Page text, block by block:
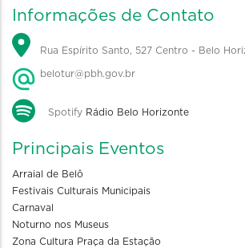
Informações de Contato
Rua Espírito Santo, 527 Centro - Belo
belotur@pbh.gov.br
Spotify Rádio Belo Horizonte
Principais Eventos
Arraial de Belô
Festivais Culturais Municipais
Carnaval
Noturno nos Museus
Zona Cultura Praça da Estação